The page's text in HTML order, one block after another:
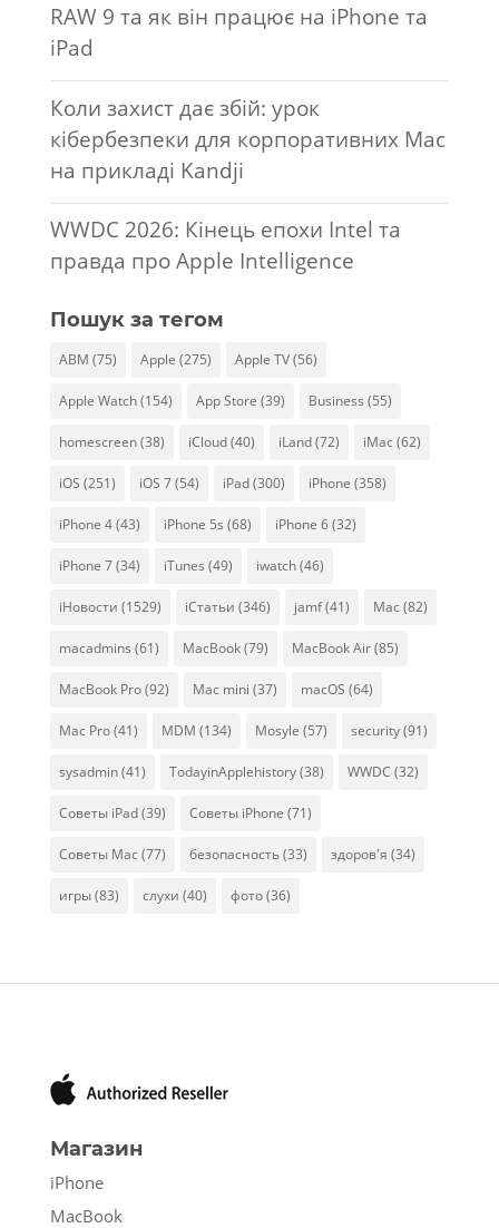
RAW 9 та як він працює на iPhone та
iPad
Коли захист дає збій: урок
кібербезпеки для корпоративних Mac
на прикладі Kandji
WWDC 2026: Кінець епохи Intel та
правда про Apple Intelligence
Пошук за тегом
ABM (75) Apple (275) Apple TV(56)
Apple Watch(154) App Store (39) Business (55)
homescreen(38) iCloud(40) iLand(72) iMac (62)
iOS (251) iOS 7(54) iPad(300) iPhone (358)
iPhone 4(43) iPhone 5s (68) iPhone 6(32)
iPhone 7(34) iTunes (49) iwatch(46)
iНовости (1529) iСтатьи (346) jamf(41) Mac (82)
macadmins (61) MacBook(79) MacBook Air(85)
MacBook Pro(92) Mac mini (37) macOS (64)
Mac Pro(41) MDM (134) Mosyle (57) security(91)
sysadmin(41) TodayinApplehistory(38) WWDC (32)
Советы iPad(39) Советы iPhone (71)
Советы Mac (77) безопасность(33) здоров'я (34)
игры(83) слухи (40) фото(36)
Магазин
iPhone
MacBook